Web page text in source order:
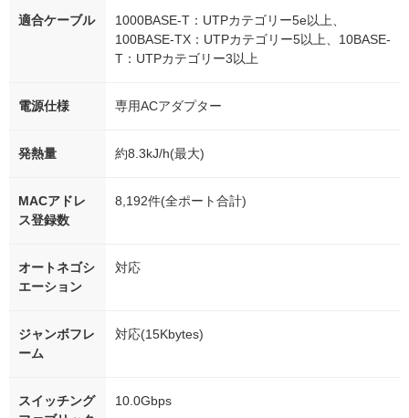
適合ケーブル
1000BASE-T：UTPカテゴリー5e以上、
100BASE-TX：UTPカテゴリー5以上、10BASE-
T：UTPカテゴリー3以上
電源仕様 専用ACアダプター
発熱量 約8.3kJ/h(最大)
MACアドレ
ス登録数
8,192件(全ポート合計)
オートネゴシ
エーション
対応
ジャンボフレ
ーム
対応(15Kbytes)
スイッチング
10.0Gbps